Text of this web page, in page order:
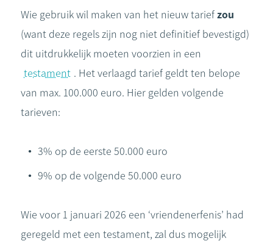
Wie gebruik wil maken van het nieuw tariefzou
(want deze regels zijn nog niet definitief bevestigd)
dit uitdrukkelijk moeten voorzien in een
testament . Het verlaagd tarief geldt ten belope
van max. 100.000 euro. Hier gelden volgende
tarieven:
3% op de eerste 50.000 euro
9% op de volgende 50.000 euro
Wie voor 1 januari 2026 een ‘vriendenerfenis’ had
geregeld met een testament, zal dus mogelijk